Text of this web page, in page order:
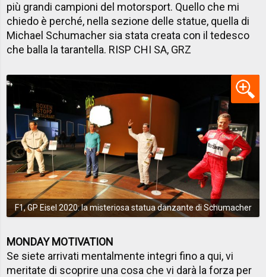
più grandi campioni del motorsport. Quello che mi
chiedo è perché, nella sezione delle statue, quella di
Michael Schumacher sia stata creata con il tedesco
che balla la tarantella. RISP CHI SA, GRZ
F1, GP Eisel 2020: la misteriosa statua danzante di Schumacher
MONDAY MOTIVATION
Se siete arrivati mentalmente integri fino a qui, vi
meritate di scoprire una cosa che vi darà la forza per